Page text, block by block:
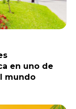
en uno de
mundo